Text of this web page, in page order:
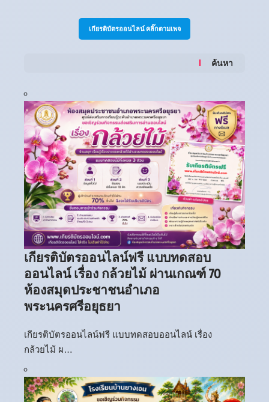
เกียรติบัตรออนไลน์ คลิ๊กตามเพจ
ค้นหา
เกียรติบัตรออนไลน์ฟรี แบบทดสอบ
ออนไลน์ เรื่อง กล้วยไม้ ผ่านเกณฑ์ 70
ห้องสมุดประชาชนอำเภอ
พระนครศรีอยุธยา
เกียรติบัตรออนไลน์ฟรี แบบทดสอบออนไลน์ เรื่อง
กล้วยไม้ ผ…